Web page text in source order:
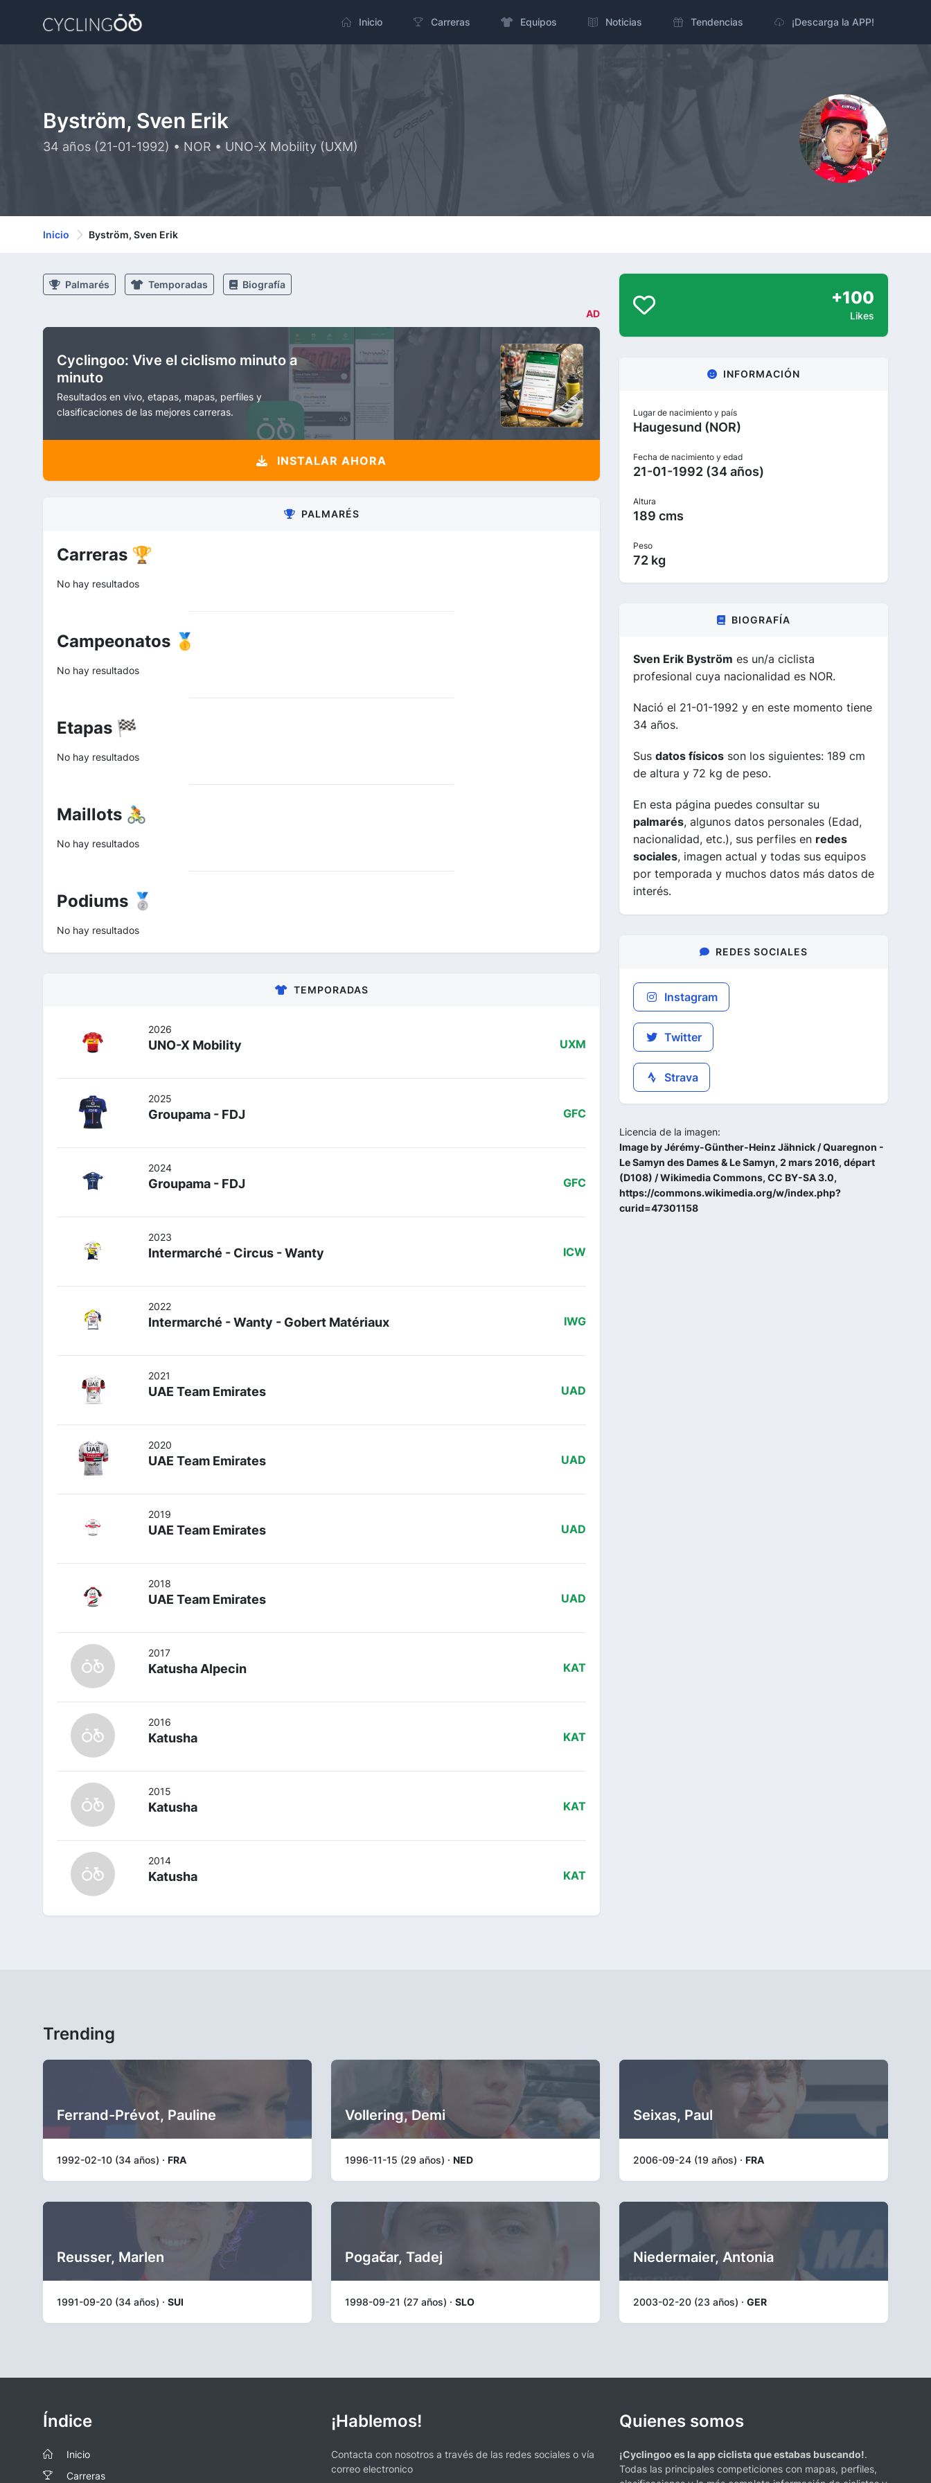
Inicio Carreras Equipos Noticias Tendencias ¡Descarga la APP!
Byström, Sven Erik
34 años (21-01-1992) • NOR • UNO-X Mobility (UXM)
Inicio Byström, Sven Erik
Palmarés Temporadas Biografía
AD
Cyclingoo: Vive el ciclismo minuto a
minuto
Resultados en vivo, etapas, mapas, perfiles y
clasificaciones de las mejores carreras.
INSTALAR AHORA
PALMARÉS
Carreras 🏆
No hay resultados
Campeonatos 🥇
No hay resultados
Etapas 🏁
No hay resultados
Maillots 🚴
No hay resultados
Podiums 🥈
No hay resultados
TEMPORADAS
2026
UNO-X Mobility UXM
2025
Groupama - FDJ GFC
2024
Groupama - FDJ GFC
2023
Intermarché - Circus - Wanty ICW
2022
Intermarché - Wanty - Gobert Matériaux IWG
2021
UAE Team Emirates UAD
2020
UAE Team Emirates UAD
2019
UAE Team Emirates UAD
2018
UAE Team Emirates UAD
2017
Katusha Alpecin KAT
2016
Katusha KAT
2015
Katusha KAT
2014
Katusha KAT
+100
Likes
INFORMACIÓN
Lugar de nacimiento y país
Haugesund (NOR)
Fecha de nacimiento y edad
21-01-1992 (34 años)
Altura
189 cms
Peso
72 kg
BIOGRAFÍA
Sven Erik Byström es un/a ciclista
profesional cuya nacionalidad es NOR.
Nació el 21-01-1992 y en este momento tiene
34 años.
Sus datos físicos son los siguientes: 189 cm
de altura y 72 kg de peso.
En esta página puedes consultar su
palmarés, algunos datos personales (Edad,
nacionalidad, etc.), sus perfiles en redes
sociales, imagen actual y todas sus equipos
por temporada y muchos datos más datos de
interés.
REDES SOCIALES
Instagram
Twitter
Strava
Licencia de la imagen:
Image by Jérémy-Günther-Heinz Jähnick / Quaregnon -
Le Samyn des Dames & Le Samyn, 2 mars 2016, départ
(D108) / Wikimedia Commons, CC BY-SA 3.0,
https://commons.wikimedia.org/w/index.php?
curid=47301158
Trending
Ferrand-Prévot, Pauline
1992-02-10 (34 años) · FRA
Vollering, Demi
1996-11-15 (29 años) · NED
Seixas, Paul
2006-09-24 (19 años) · FRA
Reusser, Marlen
1991-09-20 (34 años) · SUI
Pogačar, Tadej
1998-09-21 (27 años) · SLO
Niedermaier, Antonia
2003-02-20 (23 años) · GER
Índice
Inicio
Carreras
¡Hablemos!
Contacta con nosotros a través de las redes sociales o vía
correo electronico
Quienes somos
¡Cyclingoo es la app ciclista que estabas buscando!.
Todas las principales competiciones con mapas, perfiles,